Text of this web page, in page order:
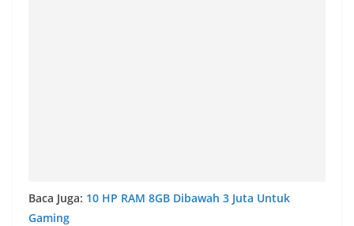
Baca Juga: 10 HP RAM 8GB Dibawah 3 Juta Untuk
Gaming